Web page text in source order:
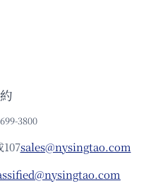
3800
107sales@nysingtao.com